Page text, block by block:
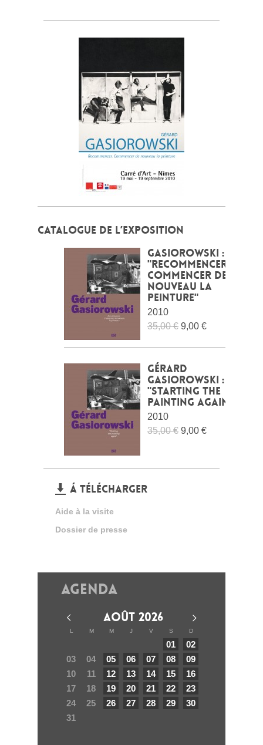
CATALOGUE DE L’EXPOSITION
Gasiorowski :
"Recommencer.
Commencer de
nouveau la
peinture"
2010
35,00 € 9,00 €
Gérard
Gasiorowski :
"Starting the
painting again"
2010
35,00 € 9,00 €
Á TÉLÉCHARGER
Aide à la visite
Dossier de presse
Agenda
AOÛT 2026
L M M J V S D
01
02
03
04 05 06 07 08
09
10
11 12 13 14 15
16
17
18 19 20 21 22
23
24
25 26 27 28 29
30
31